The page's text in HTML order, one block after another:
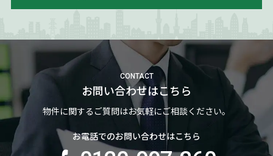
CONTACT
お問い合わせはこちら
物件に関するご質問はお気軽にご相談ください。
お電話でのお問い合わせはこちら